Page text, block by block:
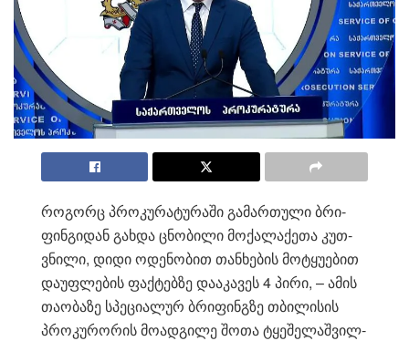
რო­გორც პრო­კუ­რა­ტუ­რა­ში გა­მარ­თუ­ლი ბრი­
ფინ­გი­დან გახ­და ცნო­ბი­ლი მო­ქა­ლა­ქე­თა კუთ­
ვნი­ლი, დიდი ოდე­ნო­ბით თან­ხე­ბის მო­ტყუ­ე­ბით
და­უფ­ლე­ბის ფაქ­ტებ­ზე და­ა­კა­ვეს 4 პირი, – ამის
თა­ო­ბა­ზე სპე­ცი­ა­ლურ ბრი­ფინგზე თბი­ლი­სის
პრო­კუ­რო­რის მო­ად­გი­ლე შოთა ტყე­შე­ლაშ­ვილ­